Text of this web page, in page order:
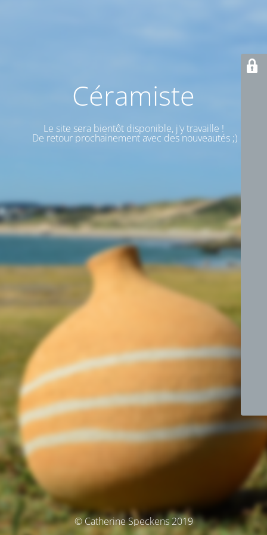
Céramiste
Le site sera bientôt disponible, j'y travaille !
De retour prochainement avec des nouveautés ;)
© Catherine Speckens 2019